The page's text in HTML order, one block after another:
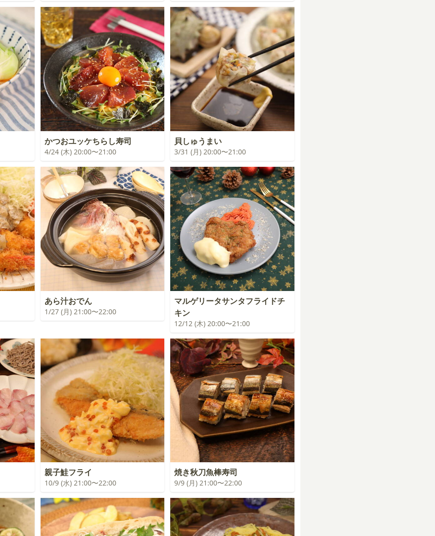
かつおユッケちらし寿司
4/24 (木) 20:00〜21:00
貝しゅうまい
3/31 (月) 20:00〜21:00
あら汁おでん
1/27 (月) 21:00〜22:00
マルゲリータサンタフライドチ
キン
12/12 (木) 20:00〜21:00
親子鮭フライ
10/9 (水) 21:00〜22:00
焼き秋刀魚棒寿司
9/9 (月) 21:00〜22:00